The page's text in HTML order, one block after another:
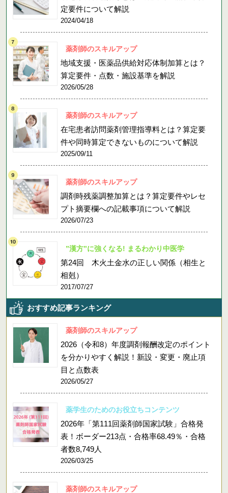
定要件について解説
2024/04/18
薬剤師のスキルアップ
地域支援・医薬品供給対応体制加算とは？
算定要件・点数・施設基準を解説
2026/05/28
薬剤師のスキルアップ
在宅患者訪問薬剤管理指導料とは？算定要
件や同時算定できないものについて解説
2025/09/11
薬剤師のスキルアップ
調剤時残薬調整加算とは？算定要件やレセ
プト摘要欄への記載事項について解説
2026/07/23
”漢方”に強くなる! まるわかり中医学
第24回 木火土金水の正しい関係（相生と
相剋）
2017/07/27
おすすめ記事ランキング
薬剤師のスキルアップ
2026（令和8）年度調剤報酬改定のポイント
を分かりやすく解説！新設・変更・廃止項
目と点数表
2026/05/27
薬学生のためのお役立ちコンテンツ
2026年「第111回薬剤師国家試験」合格発
表！ボーダー213点・合格率68.49％・合格
者数8,749人
2026/03/25
薬剤師のスキルアップ